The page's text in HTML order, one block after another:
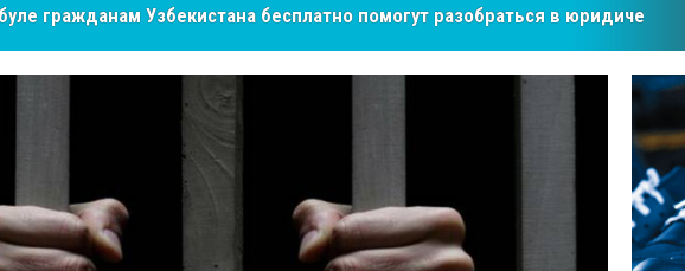
турецкий бренд, покоривший сердца покупателей Центральной Азии